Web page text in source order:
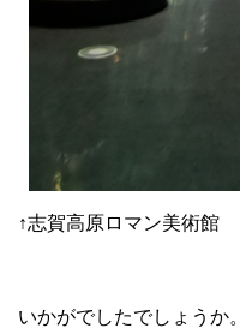
↑志賀高原ロマン美術館
いかがでしたでしょうか。